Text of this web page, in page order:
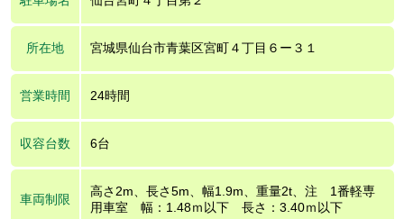
所在地 宮城県仙台市青葉区宮町４丁目６ー３１
営業時間 24時間
収容台数 6台
車両制限
高さ2m、長さ5m、幅1.9m、重量2t、注 1番軽専
用車室 幅：1.48ｍ以下 長さ：3.40ｍ以下